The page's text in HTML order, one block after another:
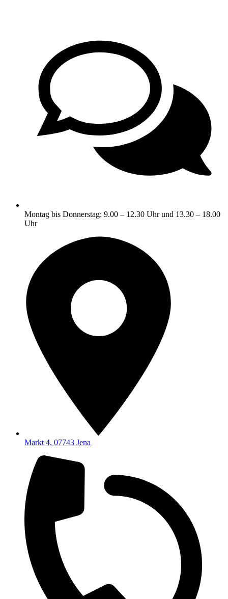
Montag bis Donnerstag: 9.00 – 12.30 Uhr und 13.30 – 18.00
Uhr
Markt 4, 07743 Jena